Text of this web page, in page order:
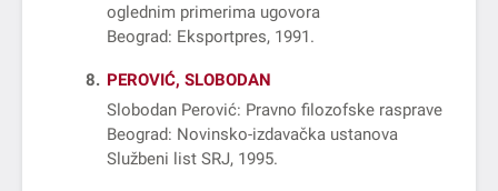
oglednim primerima ugovora
Beograd: Eksportpres, 1991
8
PEROVIĆ, SLOBODAN
Slobodan Perović: Pravno filozofske rasprave
Beograd: Novinsko-izdavačka ustanova
Službeni list SRJ, 1995